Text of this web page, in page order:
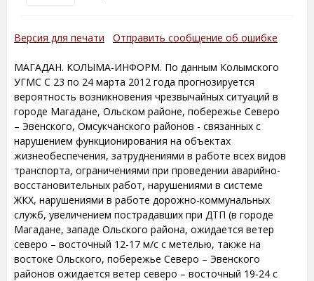
Версия для печати Отправить сообщение об ошибке
МАГАДАН. КОЛЫМА-ИНФОРМ. По данным Колымского
УГМС С 23 по 24 марта 2012 года прогнозируется
вероятность возникновения чрезвычайных ситуаций в
городе Магадане, Ольском районе, побережье Северо
– Эвенского, Омсукчанского районов - связанных с
нарушением функционирования на объектах
жизнеобеспечения, затруднениями в работе всех видов
транспорта, ограничениями при проведении аварийно-
восстановительных работ, нарушениями в системе
ЖКХ, нарушениями в работе дорожно-коммунальных
служб, увеличением пострадавших при ДТП (в городе
Магадане, западе Ольского района, ожидается ветер
северо – восточный 12-17 м/с с метелью, также на
востоке Ольского, побережье Северо – Эвенского
районов ожидается ветер северо – восточный 19-24 с